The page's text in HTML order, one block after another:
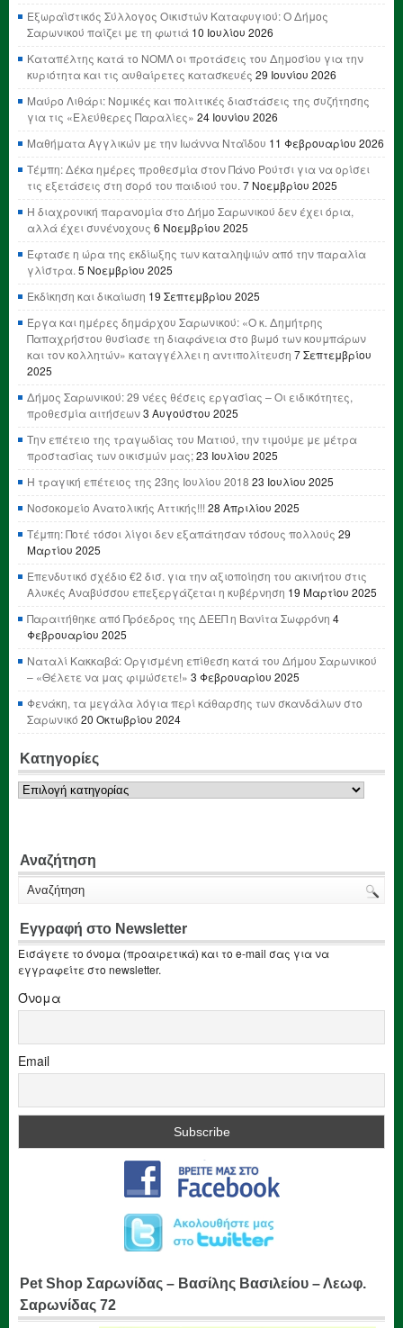
Εξωραϊστικός Σύλλογος Οικιστών Καταφυγιού: Ο Δήμος
Σαρωνικού παίζει με τη φωτιά 10 Ιουλίου 2026
Καταπέλτης κατά το ΝΟΜΛ οι προτάσεις του Δημοσίου για την
κυριότητα και τις αυθαίρετες κατασκευές 29 Ιουνίου 2026
Μαύρο Λιθάρι: Νομικές και πολιτικές διαστάσεις της συζήτησης
για τις «Ελεύθερες Παραλίες» 24 Ιουνίου 2026
Μαθήματα Αγγλικών με την Ιωάννα Νταΐδου 11 Φεβρουαρίου 2026
Τέμπη: Δέκα ημέρες προθεσμία στον Πάνο Ρούτσι για να ορίσει
τις εξετάσεις στη σορό του παιδιού του. 7 Νοεμβρίου 2025
Η διαχρονική παρανομία στο Δήμο Σαρωνικού δεν έχει όρια,
αλλά έχει συνένοχους 6 Νοεμβρίου 2025
Έφτασε η ώρα της εκδίωξης των καταληψιών από την παραλία
γλίστρα. 5 Νοεμβρίου 2025
Εκδίκηση και δικαίωση 19 Σεπτεμβρίου 2025
Έργα και ημέρες δημάρχου Σαρωνικού: «Ο κ. Δημήτρης
Παπαχρήστου θυσίασε τη διαφάνεια στο βωμό των κουμπάρων
και τον κολλητών» καταγγέλλει η αντιπολίτευση 7 Σεπτεμβρίου
2025
Δήμος Σαρωνικού: 29 νέες θέσεις εργασίας – Οι ειδικότητες,
προθεσμία αιτήσεων3 Αυγούστου 2025
Την επέτειο της τραγωδίας του Ματιού, την τιμούμε με μέτρα
προστασίας των οικισμών μας;23 Ιουλίου 2025
Η τραγική επέτειος της 23ης Ιουλίου 2018 23 Ιουλίου 2025
Νοσοκομείο Ανατολικής Αττικής!!! 28 Απριλίου 2025
Τέμπη: Ποτέ τόσοι λίγοι δεν εξαπάτησαν τόσους πολλούς 29
Μαρτίου 2025
Επενδυτικό σχέδιο €2 δισ. για την αξιοποίηση του ακινήτου στις
Αλυκές Αναβύσσου επεξεργάζεται η κυβέρνηση 19 Μαρτίου 2025
Παραιτήθηκε από Πρόεδρος της ΔΕΕΠ η Βανίτα Σωφρόνη 4
Φεβρουαρίου 2025
Ναταλί Κακκαβά: Οργισμένη επίθεση κατά του Δήμου Σαρωνικού
– «Θέλετε να μας φιμώσετε!» 3 Φεβρουαρίου 2025
Φενάκη, τα μεγάλα λόγια περί κάθαρσης των σκανδάλων στο
Σαρωνικό 20 Οκτωβρίου 2024
Κατηγορίες
Κατηγορίες
Αναζήτηση
Εγγραφή στο Newsletter
Εισάγετε το όνομα (προαιρετικά) και το e-mail σας για να
εγγραφείτε στο newsletter.
Όνομα
Email
Pet Shop Σαρωνίδας – Βασίλης Βασιλείου – Λεωφ.
Σαρωνίδας 72